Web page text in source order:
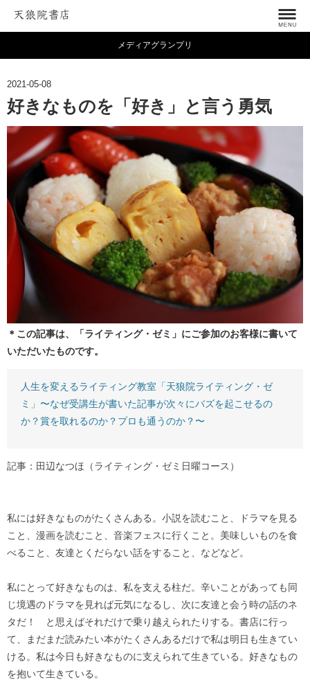
メディアグランプリ
2021-05-08
好きなものを「好き」と言う勇気
＊この記事は、「ライティング・ゼミ」にご参加のお客様に書いて
いただいたものです。
人生を変えるライティング教室「天狼院ライティング・ゼ
ミ」〜なぜ受講生が書いた記事が次々にバズを起こせるの
か？賞を取れるのか？プロも通うのか？〜
記事：田辺なつほ（ライティング・ゼミ日曜コース）
私には好きなものがたくさんある。小説を読むこと、ドラマを見る
こと、漫画を読むこと、音楽フェスに行くこと。美味しいものを食
べること、友達とくだらない話をすること、などなど。
私にとって好きなものは、私を支える柱だ。辛いことがあっても同
じ境遇のドラマを見れば元気になるし、次に友達と会う時の話のネ
タだ！ と思えばそれだけで乗り越えられたりする。書店に行っ
て、まだまだ読みたい本がたくさんあるだけで私は明日も生きてい
ける。私は今日も好きなものに支えられて生きている。好きなもの
を抱いて生きている。